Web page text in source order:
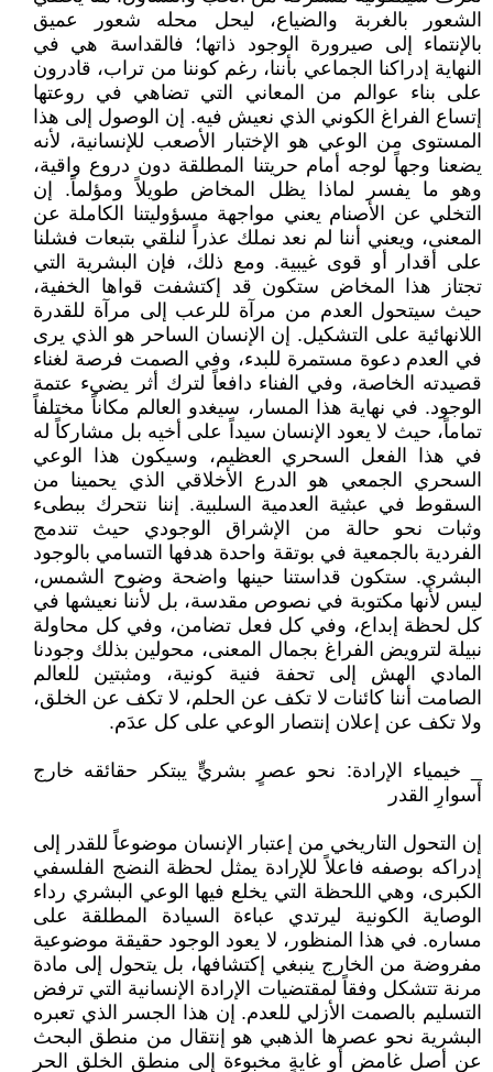
الشعور بالغربة والضياع، ليحل محله شعور عميق
بالإنتماء إلى صيرورة الوجود ذاتها؛ فالقداسة هي في
النهاية إدراكنا الجماعي بأننا، رغم كوننا من تراب، قادرون
على بناء عوالم من المعاني التي تضاهي في روعتها
إتساع الفراغ الكوني الذي نعيش فيه. إن الوصول إلى هذا
المستوى من الوعي هو الإختبار الأصعب للإنسانية، لأنه
يضعنا وجهاً لوجه أمام حريتنا المطلقة دون دروع واقية،
وهو ما يفسر لماذا يظل المخاض طويلاً ومؤلماً. إن
التخلي عن الأصنام يعني مواجهة مسؤوليتنا الكاملة عن
المعنى، ويعني أننا لم نعد نملك عذراً لنلقي بتبعات فشلنا
على أقدار أو قوى غيبية. ومع ذلك، فإن البشرية التي
تجتاز هذا المخاض ستكون قد إكتشفت قواها الخفية،
حيث سيتحول العدم من مرآة للرعب إلى مرآة للقدرة
اللانهائية على التشكيل. إن الإنسان الساحر هو الذي يرى
في العدم دعوة مستمرة للبدء، وفي الصمت فرصة لغناء
قصيدته الخاصة، وفي الفناء دافعاً لترك أثر يضيء عتمة
الوجود. في نهاية هذا المسار، سيغدو العالم مكاناً مختلفاً
تماماً، حيث لا يعود الإنسان سيداً على أخيه بل مشاركاً له
في هذا الفعل السحري العظيم، وسيكون هذا الوعي
السحري الجمعي هو الدرع الأخلاقي الذي يحمينا من
السقوط في عبثية العدمية السلبية. إننا نتحرك ببطىء
وثبات نحو حالة من الإشراق الوجودي حيث تندمج
الفردية بالجمعية في بوتقة واحدة هدفها التسامي بالوجود
البشري. ستكون قداستنا حينها واضحة وضوح الشمس،
ليس لأنها مكتوبة في نصوص مقدسة، بل لأننا نعيشها في
كل لحظة إبداع، وفي كل فعل تضامن، وفي كل محاولة
نبيلة لترويض الفراغ بجمال المعنى، محولين بذلك وجودنا
المادي الهش إلى تحفة فنية كونية، ومثبتين للعالم
الصامت أننا كائنات لا تكف عن الحلم، لا تكف عن الخلق،
ولا تكف عن إعلان إنتصار الوعي على كل عدَم.
_ خيمياء الإرادة: نحو عصرٍ بشريٍّ يبتكر حقائقه خارج
أسوارِ القدر
إن التحول التاريخي من إعتبار الإنسان موضوعاً للقدر إلى
إدراكه بوصفه فاعلاً للإرادة يمثل لحظة النضج الفلسفي
الكبرى، وهي اللحظة التي يخلع فيها الوعي البشري رداء
الوصاية الكونية ليرتدي عباءة السيادة المطلقة على
مساره. في هذا المنظور، لا يعود الوجود حقيقة موضوعية
مفروضة من الخارج ينبغي إكتشافها، بل يتحول إلى مادة
مرنة تتشكل وفقاً لمقتضيات الإرادة الإنسانية التي ترفض
التسليم بالصمت الأزلي للعدم. إن هذا الجسر الذي تعبره
البشرية نحو عصرها الذهبي هو إنتقال من منطق البحث
عن أصلٍ غامض أو غايةٍ مخبوءة إلى منطق الخلق الحر